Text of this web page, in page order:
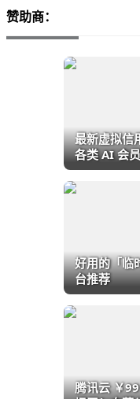
赞助商：
最新虚拟信
各类 AI 会
好用的「临
台推荐
腾讯云 ￥